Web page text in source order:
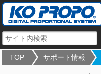
TOP サポート情報